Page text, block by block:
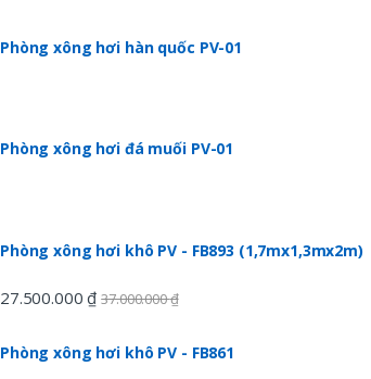
Phòng xông hơi hàn quốc PV-01
Phòng xông hơi đá muối PV-01
Phòng xông hơi khô PV - FB893 (1,7mx1,3mx2m)
27.500.000₫ 37.000.000₫
Phòng xông hơi khô PV - FB861